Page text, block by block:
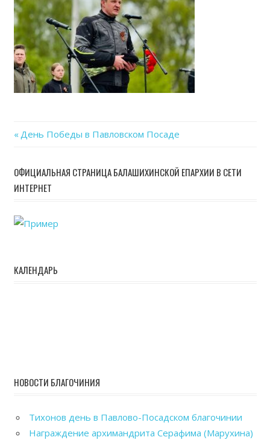
по
записям
Previous
День Победы в Павловском Посаде
ОФИЦИАЛЬНАЯ СТРАНИЦА БАЛАШИХИНСКОЙ ЕПАРХИИ В СЕТИ
ИНТЕРНЕТ
КАЛЕНДАРЬ
НОВОСТИ БЛАГОЧИНИЯ
Тихонов день в Павлово-Посадском благочинии
Награждение архимандрита Серафима (Марухина)